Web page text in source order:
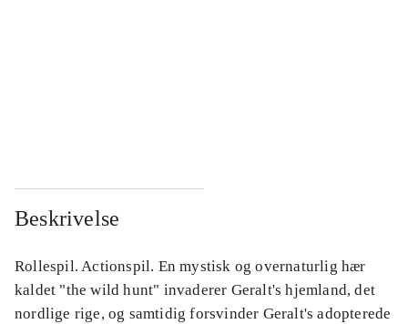
Beskrivelse
Rollespil. Actionspil. En mystisk og overnaturlig hær
kaldet "the wild hunt" invaderer Geralt's hjemland, det
nordlige rige, og samtidig forsvinder Geralt's adopterede